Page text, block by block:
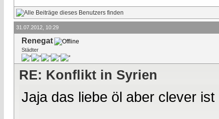
31.07.2012, 10:29
Renegat
Städter
RE: Konflikt in Syrien
Jaja das liebe öl aber clever